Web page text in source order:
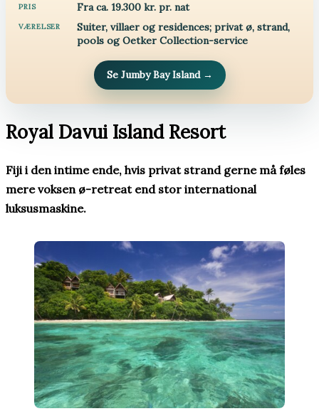
PRIS Fra ca. 19.300 kr. pr. nat
VÆRELSER
Suiter, villaer og residences; privat ø, strand,
pools og Oetker Collection-service
Se Jumby Bay Island →
Royal Davui Island Resort
Fiji i den intime ende, hvis privat strand gerne må føles
mere voksen ø-retreat end stor international
luksusmaskine.